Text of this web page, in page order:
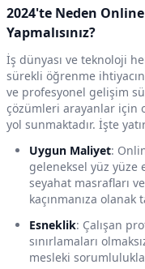
2024'te Neden
Yapmalısınız?
İş dünyası ve teknoloji
sürekli öğrenme
ve profesyonel gelişim
çözümleri arayanlar için
yol sunmaktadır. İşte
Uygun Maliyet:
geleneksel yüz yüze
seyahat masrafları
kaçınmanıza olanak
Esneklik: Çalışan
sınırlamaları
mesleki